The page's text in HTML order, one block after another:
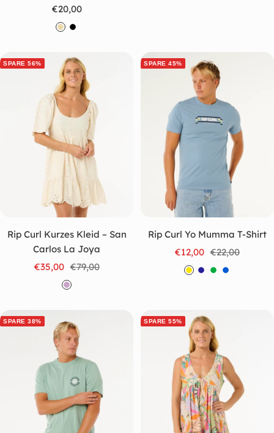
Angebotspreis
€20,00
B
g
e
S
h
w
a
SPARE 56%
Rip Curl Kurzes Kleid – San
Carlos La Joya
Angebotspreis
€35,00 Regulärer
Preis
€79,00
L
l
y
SPARE 45%
Rip Curl Yo Mumma T-Shirt
Angebotspreis
€12,00 Regulärer
Preis
€22,00
G
b
M
i
n
e
b
l
a
u
G
B
SPARE 38% SPARE 55%